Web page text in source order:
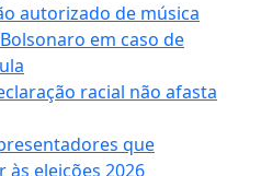
autorizado de música
em caso de
racial não afasta
que
eleições 2026